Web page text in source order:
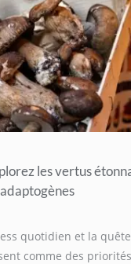
les vertus
quotidien et la
comme des